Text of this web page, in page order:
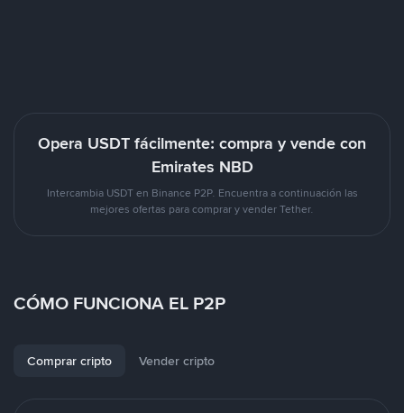
Opera USDT fácilmente: compra y vende con
Emirates NBD
Intercambia USDT en Binance P2P. Encuentra a continuación las
mejores ofertas para comprar y vender Tether.
CÓMO FUNCIONA EL P2P
Comprar cripto Vender cripto